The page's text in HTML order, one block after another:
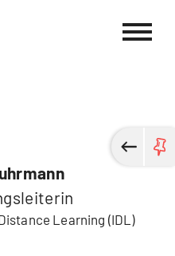
Fachhochschule Schweiz
Learning (IDL)